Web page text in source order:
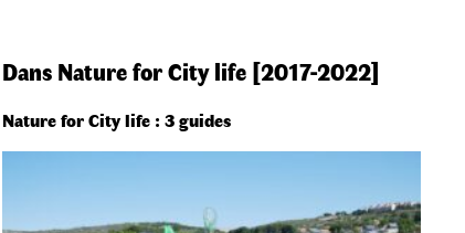
Dans Nature for City life [2017-2022]
Nature for City life : 3 guides